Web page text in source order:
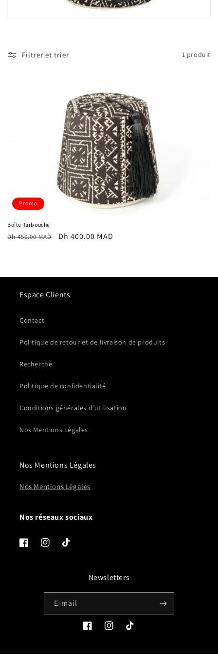
n
Filtrer et trier 1 produit
Promo
Boîte Tarbouche
Prix
Dh 450.00 MAD
Prix
Dh 400.00 MAD
Espace Clients
Contact
Politique de retour et de livraison de produits
Recherche
Politique de confidentialité
Conditions générales d'utilisation
Nos Mentions Légales
Nos Mentions Légales
Nos Mentions Légales
Nos réseaux sociaux
FacebookInstagramTikTok
Newsletters
E-mail
FacebookInstagramTikTok